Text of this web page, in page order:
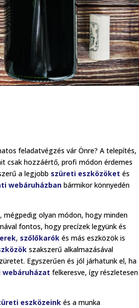
feladatvégzés vár Önre? A telepítés,
csak hozzáértő, profi módon érdemes
a legjobb szüreti eszközöket és
webáruházban bármikor könnyedén
olyan módon, hogy minden
fontos, hogy precízek legyünk és
, szőlőkarók és más eszközök is
szakszerű alkalmazásával
Egyszerűen és jól járhatunk el, ha
webáruházat felkeresve, így részletesen
eszközeink és a munka